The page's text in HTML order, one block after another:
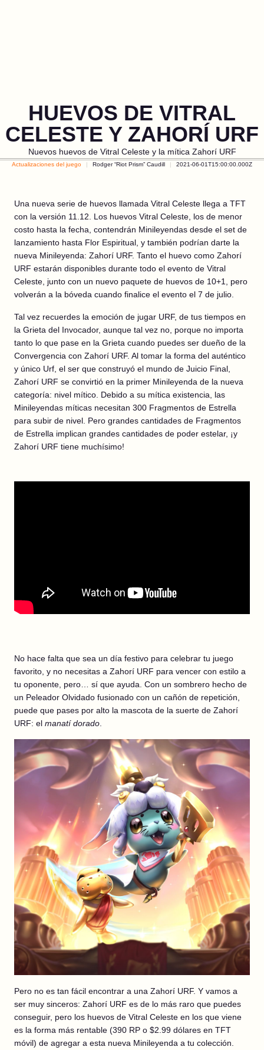
HUEVOS DE VITRAL
CELESTE Y ZAHORÍ URF
Nuevos huevos de Vitral Celeste y la mítica Zahorí URF
Actualizaciones del juego Rodger “Riot Prism” Caudill 2021-06-01T15:00:00.000Z
Una nueva serie de huevos llamada Vitral Celeste llega a TFT
con la versión 11.12. Los huevos Vitral Celeste, los de menor
costo hasta la fecha, contendrán Minileyendas desde el set de
lanzamiento hasta Flor Espiritual, y también podrían darte la
nueva Minileyenda: Zahorí URF. Tanto el huevo como Zahorí
URF estarán disponibles durante todo el evento de Vitral
Celeste, junto con un nuevo paquete de huevos de 10+1, pero
volverán a la bóveda cuando finalice el evento el 7 de julio.
Tal vez recuerdes la emoción de jugar URF, de tus tiempos en
la Grieta del Invocador, aunque tal vez no, porque no importa
tanto lo que pase en la Grieta cuando puedes ser dueño de la
Convergencia con Zahorí URF. Al tomar la forma del auténtico
y único Urf, el ser que construyó el mundo de Juicio Final,
Zahorí URF se convirtió en la primer Minileyenda de la nueva
categoría: nivel mítico. Debido a su mítica existencia, las
Minileyendas míticas necesitan 300 Fragmentos de Estrella
para subir de nivel. Pero grandes cantidades de Fragmentos
de Estrella implican grandes cantidades de poder estelar, ¡y
Zahorí URF tiene muchísimo!
No hace falta que sea un día festivo para celebrar tu juego
favorito, y no necesitas a Zahorí URF para vencer con estilo a
tu oponente, pero… sí que ayuda. Con un sombrero hecho de
un Peleador Olvidado fusionado con un cañón de repetición,
puede que pases por alto la mascota de la suerte de Zahorí
URF: el manatí dorado
Pero no es tan fácil encontrar a una Zahorí URF. Y vamos a
ser muy sinceros: Zahorí URF es de lo más raro que puedes
conseguir, pero los huevos de Vitral Celeste en los que viene
es la forma más rentable (390 RP o $2.99 dólares en TFT
móvil) de agregar a esta nueva Minileyenda a tu colección.